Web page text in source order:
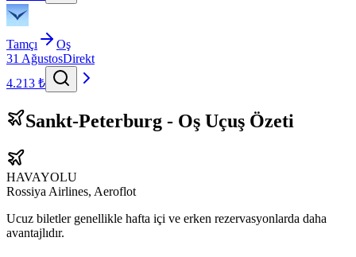
Tamçı
Oş
31 AğustosDirekt
4.213 ₺
Sankt-Peterburg - Oş Uçuş Özeti
HAVAYOLU
Rossiya Airlines, Aeroflot
Ucuz biletler genellikle hafta içi ve erken rezervasyonlarda daha
avantajlıdır.